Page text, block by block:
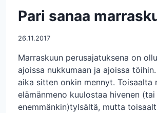
Pari sanaa
26.11.2017
Marraskuun perusajatuksena on
ajoissa nukkumaan ja ajoissa
aika sitten onkin mennyt. Toisaalta
elämänmeno kuulostaa hivenen (tai
enemmänkin)tylsältä, mutta